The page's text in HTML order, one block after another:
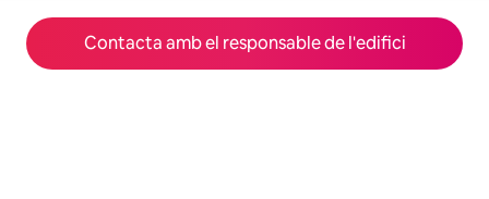
Contacta amb el responsable de l'edifici